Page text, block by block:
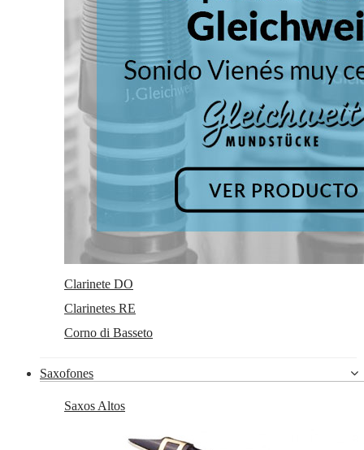
Clarinete DO
Clarinetes RE
Corno di Basseto
Saxofones
Saxos Altos